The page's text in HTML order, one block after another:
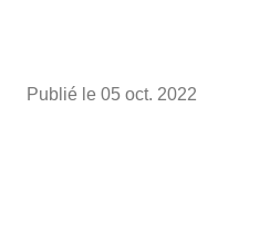
Publié le 05 oct. 2022